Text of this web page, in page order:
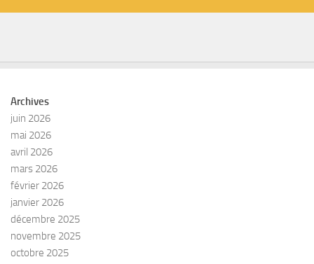
Archives
juin 2026
mai 2026
avril 2026
mars 2026
février 2026
janvier 2026
décembre 2025
novembre 2025
octobre 2025